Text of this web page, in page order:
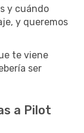
y cuándo
y queremos
te viene
ser
a Pilot